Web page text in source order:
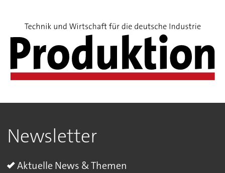
Newsletter
Aktuelle News & Themen